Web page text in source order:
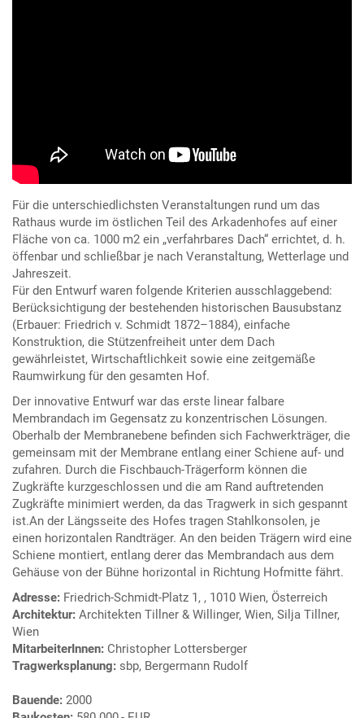
Für die unterschiedlichsten Veranstaltungen rund um das
Rathaus wurde im östlichen Teil des Arkadenhofes auf einer
Fläche von ca. 1000 m2 ein „verfahrbares Dach“ errichtet, d. h.
öffenbar und schließbar je nach Veranstaltung, Wetterlage und
Jahreszeit.
Für den Entwurf waren folgende Kriterien ausschlaggebend:
Berücksichtigung der bestehenden historischen Bausubstanz
(Erbauer: Friedrich v. Schmidt 1872–1884), einfache
Konstruktion, die Stützenfreiheit unter dem Dach
gewährleistet, Wirtschaftlichkeit sowie eine zeitgemäße
Raumwirkung für den gesamten Hof.
Der innovative Entwurf war das erste linear falbare
Membrandach im Gegensatz zu konzentrischen Lösungen.
Oberhalb der Membranebene befinden sich Fachwerkträger, die
gemeinsam mit der Membrane entlang einer Schiene auf- und
zufahren. Durch die Fischbauch-Trägerform können die
Zugkräfte kurzgeschlossen und die am Rand auftretenden
Zugkräfte minimiert werden, da das Tragwerk in sich gespannt
ist.An der Längsseite des Hofes tragen Stahlkonsolen, je
einen horizontalen Randträger. An den beiden Trägern wird eine
Schiene montiert, entlang derer das Membrandach aus dem
Gehäuse von der Bühne horizontal in Richtung Hofmitte fährt.
Adresse: Friedrich-Schmidt-Platz 1, , 1010 Wien, Österreich
Architektur: Architekten Tillner & Willinger, Wien, Silja Tillner,
Wien
MitarbeiterInnen: Christopher Lottersberger
Tragwerksplanung: sbp, Bergermann Rudolf
Bauende: 2000